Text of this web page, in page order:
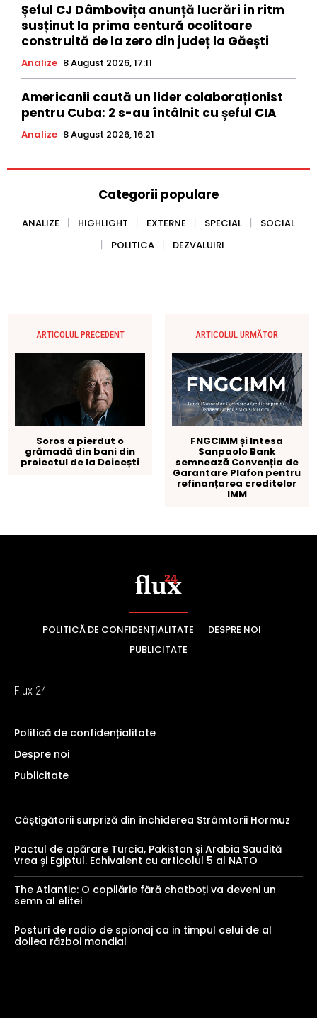
POLITICĂ DE CONFIDENȚIALITATE
DESPRE NOI
PUBLICITATE
Flux 24
Politică de confidențialitate
Despre noi
Publicitate
Câștigătorii surpriză din închiderea Strâmtorii Hormuz
Pactul de apărare Turcia, Pakistan și Arabia Saudită
vrea și Egiptul. Echivalent cu articolul 5 al NATO
The Atlantic: O copilărie fără chatboți va deveni un
semn al elitei
Posturi de radio de spionaj ca in timpul celui de al
doilea război mondial